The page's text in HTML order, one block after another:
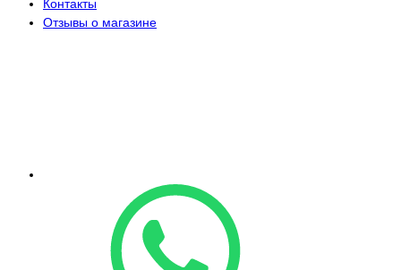
Контакты
Отзывы о магазине